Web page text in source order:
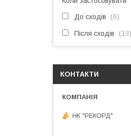
До сходів 6
Після сходів 13
КОНТАКТИ
НК "РЕКОРД"